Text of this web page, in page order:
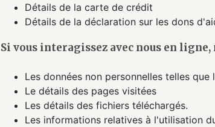
Détails de la carte de crédit
Détails de la déclaration sur les dons
Si vous interagissez avec nous en
Les données non personnelles telles que
Le détails des pages visitées
Les détails des fichiers téléchargés.
Les informations relatives à l'utilisation